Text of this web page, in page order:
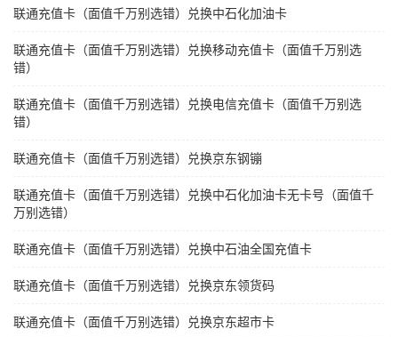
联通充值卡（面值千万别选错）兑换中石化加油卡
联通充值卡（面值千万别选错）兑换移动充值卡（面值千万别选
错）
联通充值卡（面值千万别选错）兑换电信充值卡（面值千万别选
错）
联通充值卡（面值千万别选错）兑换京东钢镚
联通充值卡（面值千万别选错）兑换中石化加油卡无卡号（面值千
万别选错）
联通充值卡（面值千万别选错）兑换中石油全国充值卡
联通充值卡（面值千万别选错）兑换京东领货码
联通充值卡（面值千万别选错）兑换京东超市卡